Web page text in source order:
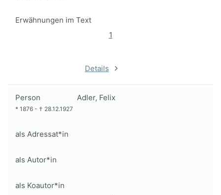
Erwähnungen im Text
1
Details
Person Adler, Felix
* 1876 - † 28.12.1927
als Adressat*in
als Autor*in
als Koautor*in